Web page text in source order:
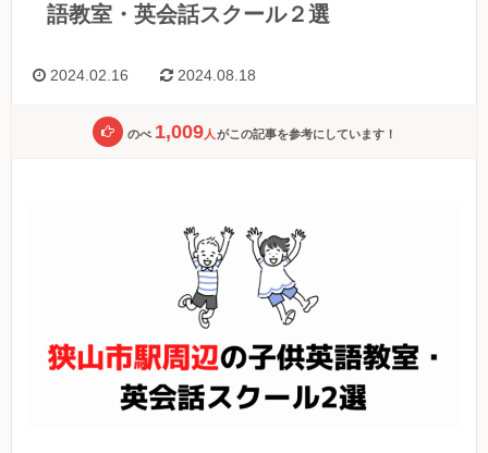
語教室・英会話スクール２選
2024.02.16 2024.08.18
のべ 1,009人 がこの記事を参考にしています！